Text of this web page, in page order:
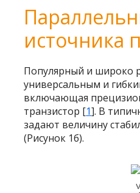
источника
Популярный и широко
универсальным и
включающая
транзистор [1]. В
задают величину
(Рисунок 1б).